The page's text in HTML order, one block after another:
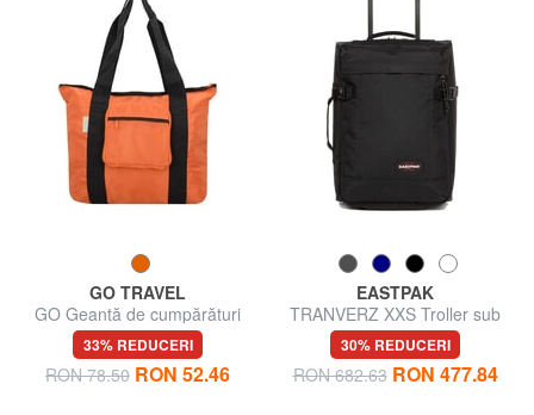
GO TRAVEL
GO Geantă de cumpărături
pliabilă pentru călătorie
33% REDUCERI
RON 78.50 RON 52.46
EASTPAK
TRANVERZ XXS Troller sub
scaun
30% REDUCERI
RON 682.63 RON 477.84